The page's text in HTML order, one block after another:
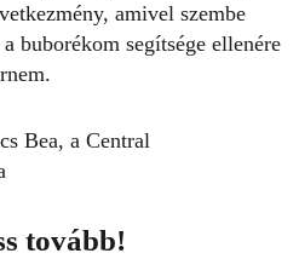
amivel szembe
buborékom segítsége ellenére
Bea, a Central
tovább!